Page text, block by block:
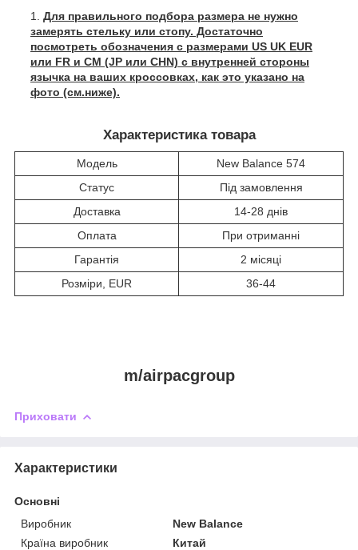
Для правильного подбора размера не нужно
замерять стельку или стопу. Достаточно
посмотреть обозначения с размерами US UK EUR
или FR и СМ (JP или CHN) с внутренней стороны
язычка на ваших кроссовках, как это указано на
фото (см.ниже).
Характеристика товара
Модель
New Balance 574
Статус
Під замовлення
Доставка
14-28 днів
Оплата
При отриманні
Гарантія
2 місяці
Розміри, EUR
36-44
m/airpacgroup
Приховати
Характеристики
Основні
Виробник
New Balance
Країна виробник
Китай